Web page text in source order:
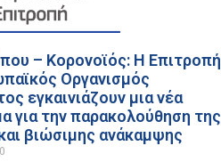
– Κορονοϊός: Η Επιτροπή
Οργανισμός
εγκαινιάζουν μια νέα
για την παρακολούθηση της
βιώσιμης ανάκαμψης